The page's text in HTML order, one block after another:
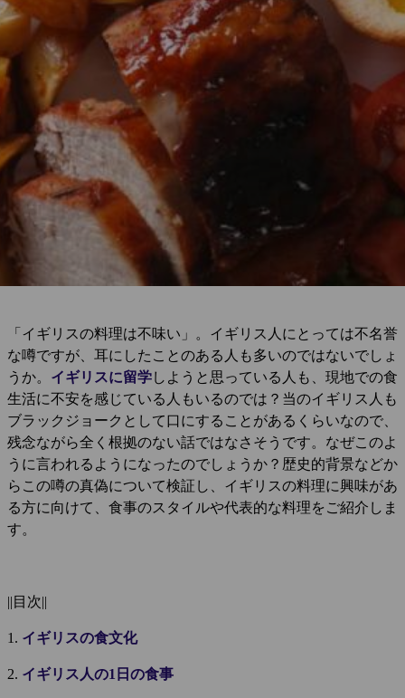
「イギリスの料理は不味い」。イギリス人にとっては不名誉
な噂ですが、耳にしたことのある人も多いのではないでしょ
うか。 イギリスに留学しようと思っている人も、現地での食
生活に不安を感じている人もいるのでは？当のイギリス人も
ブラックジョークとして口にすることがあるくらいなので、
残念ながら全く根拠のない話ではなさそうです。なぜこのよ
うに言われるようになったのでしょうか？歴史的背景などか
らこの噂の真偽について検証し、イギリスの料理に興味があ
る方に向けて、食事のスタイルや代表的な料理をご紹介しま
す。
||目次||
1. イギリスの食文化
2. イギリス人の1日の食事